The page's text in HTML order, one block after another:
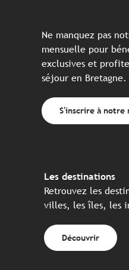
Ne manquez pas
mensuelle pour
exclusives et
séjour en Bretagne.
S'inscrire à notre
Les destinations
Retrouvez les
villes, les îles, les
Découvrir